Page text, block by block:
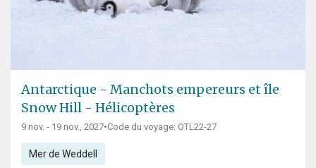
Antarctique - Manchots empereurs et île
Snow Hill - Hélicoptères
9 nov. - 19 nov., 2027•Code du voyage: OTL22-27
Mer de Weddell